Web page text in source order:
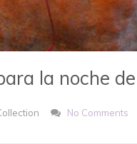
la noche
No Comments